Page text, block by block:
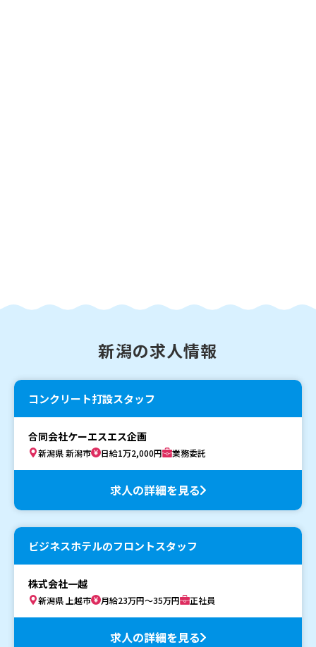
新潟の求人情報
コンクリート打設スタッフ
合同会社ケーエスエス企画
新潟県 新潟市 日給1万2,000円 業務委託
求人の詳細を見る
ビジネスホテルのフロントスタッフ
株式会社一越
新潟県 上越市 月給23万円～35万円 正社員
求人の詳細を見る